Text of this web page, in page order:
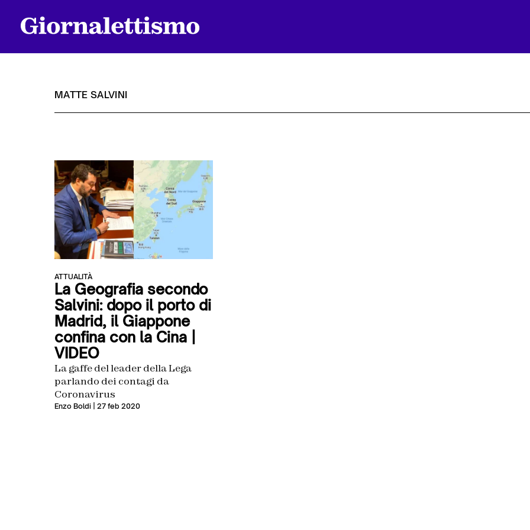
Chi siamo
Contatti
MATTE SALVINI
ATTUALITÀ
La Geografia secondo
Salvini: dopo il porto di
Madrid, il Giappone
confina con la Cina |
VIDEO
La gaffe del leader della Lega
parlando dei contagi da
Coronavirus
Enzo Boldi | 27 feb 2020